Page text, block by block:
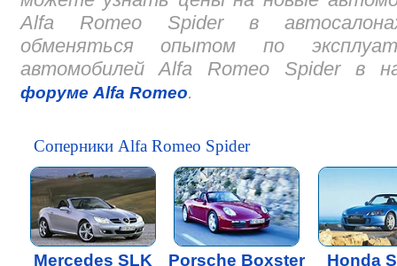
Alfa Romeo Spider в
обменяться опытом по
автомобилей Alfa Romeo Spider в
форуме Alfa Romeo.
Соперники Alfa Romeo Spider
Mercedes SLK Porsche Boxster Honda